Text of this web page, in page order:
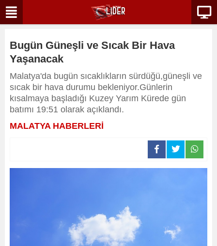
Bugün Güneşli ve Sıcak Bir Hava
Yaşanacak
Malatya'da bugün sıcaklıkların sürdüğü,güneşli ve
sıcak bir hava durumu bekleniyor.Günlerin
kısalmaya başladığı Kuzey Yarım Kürede gün
batımı 19:51 olarak açıklandı.
MALATYA HABERLERİ